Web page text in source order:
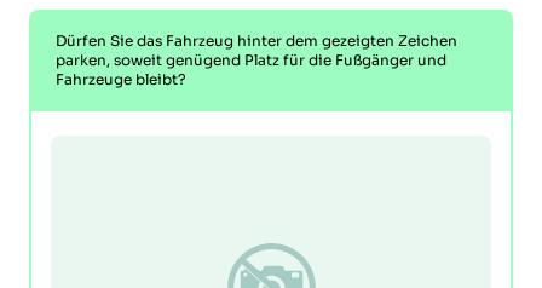
Dürfen Sie das Fahrzeug hinter dem gezeigten Zeichen
parken, soweit genügend Platz für die Fußgänger und
Fahrzeuge bleibt?